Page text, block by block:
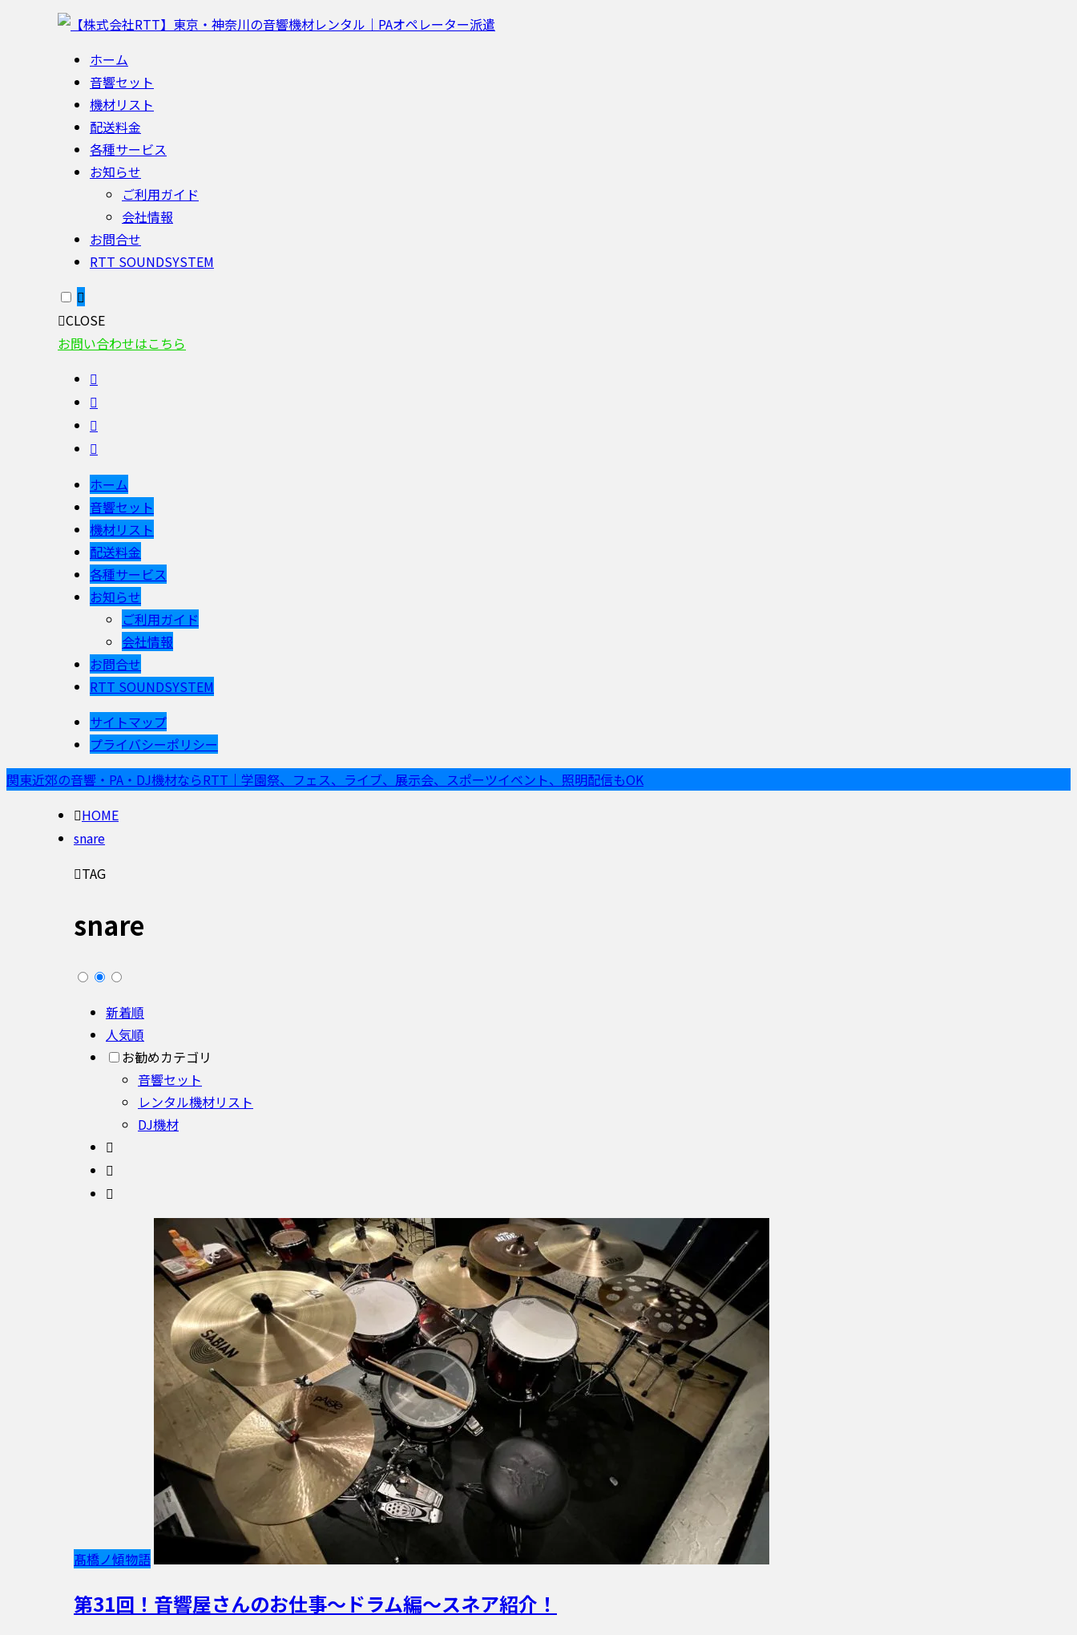
ホーム
音響セット
機材リスト
配送料金
各種サービス
お知らせ
ご利用ガイド
会社情報
お問合せ
RTT SOUNDSYSTEM
CLOSE
お問い合わせはこちら
ホーム
音響セット
機材リスト
配送料金
各種サービス
お知らせ
ご利用ガイド
会社情報
お問合せ
RTT SOUNDSYSTEM
サイトマップ
プライバシーポリシー
関東近郊の音響・PA・DJ機材ならRTT｜学園祭、フェス、ライブ、展示会、スポーツイベント、照明配信もOK
HOME
snare
TAG
snare
新着順
人気順
お勧めカテゴリ
音響セット
レンタル機材リスト
DJ機材
髙橋ノ傾物語
第31回！音響屋さんのお仕事〜ドラム編〜スネア紹介！